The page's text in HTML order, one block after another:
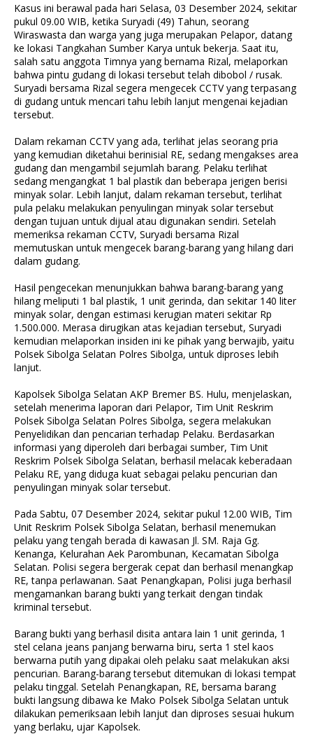
Kasus ini berawal pada hari Selasa, 03 Desember 2024, sekitar
pukul 09.00 WIB, ketika Suryadi (49) Tahun, seorang
Wiraswasta dan warga yang juga merupakan Pelapor, datang
ke lokasi Tangkahan Sumber Karya untuk bekerja. Saat itu,
salah satu anggota Timnya yang bernama Rizal, melaporkan
bahwa pintu gudang di lokasi tersebut telah dibobol / rusak.
Suryadi bersama Rizal segera mengecek CCTV yang terpasang
di gudang untuk mencari tahu lebih lanjut mengenai kejadian
tersebut.
Dalam rekaman CCTV yang ada, terlihat jelas seorang pria
yang kemudian diketahui berinisial RE, sedang mengakses area
gudang dan mengambil sejumlah barang. Pelaku terlihat
sedang mengangkat 1 bal plastik dan beberapa jerigen berisi
minyak solar. Lebih lanjut, dalam rekaman tersebut, terlihat
pula pelaku melakukan penyulingan minyak solar tersebut
dengan tujuan untuk dijual atau digunakan sendiri. Setelah
memeriksa rekaman CCTV, Suryadi bersama Rizal
memutuskan untuk mengecek barang-barang yang hilang dari
dalam gudang.
Hasil pengecekan menunjukkan bahwa barang-barang yang
hilang meliputi 1 bal plastik, 1 unit gerinda, dan sekitar 140 liter
minyak solar, dengan estimasi kerugian materi sekitar Rp
1.500.000. Merasa dirugikan atas kejadian tersebut, Suryadi
kemudian melaporkan insiden ini ke pihak yang berwajib, yaitu
Polsek Sibolga Selatan Polres Sibolga, untuk diproses lebih
lanjut.
Kapolsek Sibolga Selatan AKP Bremer BS. Hulu, menjelaskan,
setelah menerima laporan dari Pelapor, Tim Unit Reskrim
Polsek Sibolga Selatan Polres Sibolga, segera melakukan
Penyelidikan dan pencarian terhadap Pelaku. Berdasarkan
informasi yang diperoleh dari berbagai sumber, Tim Unit
Reskrim Polsek Sibolga Selatan, berhasil melacak keberadaan
Pelaku RE, yang diduga kuat sebagai pelaku pencurian dan
penyulingan minyak solar tersebut.
Pada Sabtu, 07 Desember 2024, sekitar pukul 12.00 WIB, Tim
Unit Reskrim Polsek Sibolga Selatan, berhasil menemukan
pelaku yang tengah berada di kawasan Jl. SM. Raja Gg.
Kenanga, Kelurahan Aek Parombunan, Kecamatan Sibolga
Selatan. Polisi segera bergerak cepat dan berhasil menangkap
RE, tanpa perlawanan. Saat Penangkapan, Polisi juga berhasil
mengamankan barang bukti yang terkait dengan tindak
kriminal tersebut.
Barang bukti yang berhasil disita antara lain 1 unit gerinda, 1
stel celana jeans panjang berwarna biru, serta 1 stel kaos
berwarna putih yang dipakai oleh pelaku saat melakukan aksi
pencurian. Barang-barang tersebut ditemukan di lokasi tempat
pelaku tinggal. Setelah Penangkapan, RE, bersama barang
bukti langsung dibawa ke Mako Polsek Sibolga Selatan untuk
dilakukan pemeriksaan lebih lanjut dan diproses sesuai hukum
yang berlaku, ujar Kapolsek.